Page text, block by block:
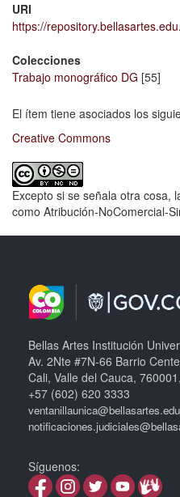
URI
https://
Colecciones
Trabajo monográfico DG [55]
El ítem tiene asociados los
Creative Commons
Excepto si se señala otra cosa,
como Atribución-NoComercial-
Bellas Artes Institución
Av. 2Nte #7N-66 Barrio
Cali, Valle del Cauca,
+57 (602) 620 3333
Síguenos: